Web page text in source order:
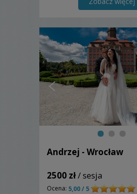
Andrzej - Wrocław
2500 zł/ sesja
Ocena: 5,00 / 5